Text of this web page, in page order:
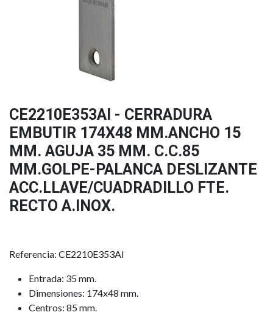
CE2210E353AI - CERRADURA
EMBUTIR 174X48 MM.ANCHO 15
MM. AGUJA 35 MM. C.C.85
MM.GOLPE-PALANCA DESLIZANTE
ACC.LLAVE/CUADRADILLO FTE.
RECTO A.INOX.
Referencia: CE2210E353AI
Entrada: 35 mm.
Dimensiones: 174x48 mm.
Centros: 85 mm.